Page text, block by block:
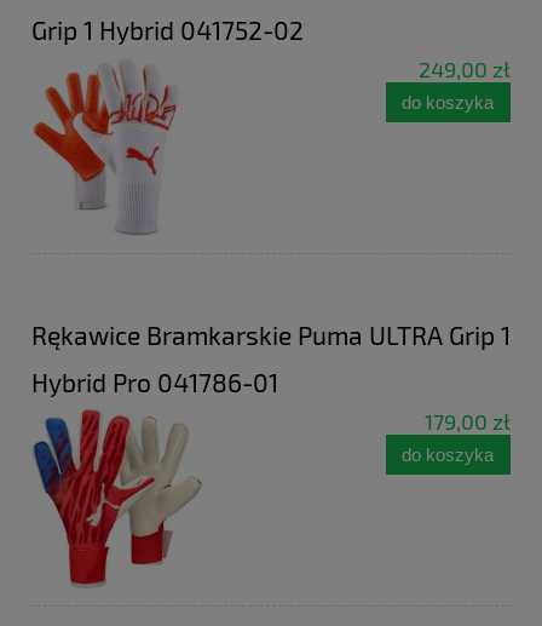
Grip 1 Hybrid 041752-02
249,00 zł
do koszyka
Rękawice Bramkarskie Puma ULTRA Grip 1
Hybrid Pro 041786-01
179,00 zł
do koszyka